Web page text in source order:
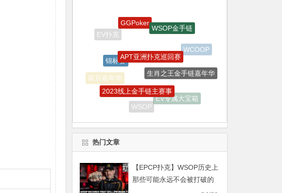
WCOOP
双旦嘉年华
锦标赛
APT亚洲扑克巡回赛
生肖之王金手链嘉年华
EV专属大宝箱
WSOP
2023线上金手链主赛事
热门文章
【EPCP扑克】WSOP历史上
那些可能永远不会被打破的